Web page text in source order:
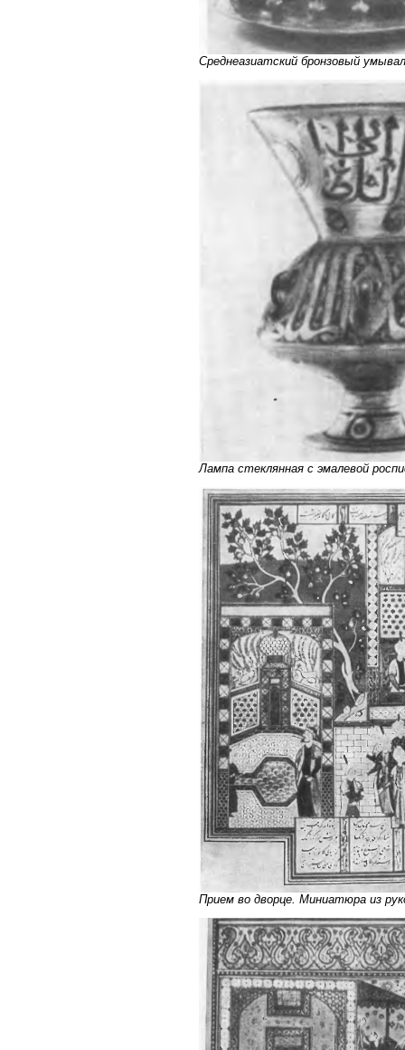
Среднеазиатский бронзовый
Лампа стеклянная с эмалевой
Прием во дворце. Миниатюра из